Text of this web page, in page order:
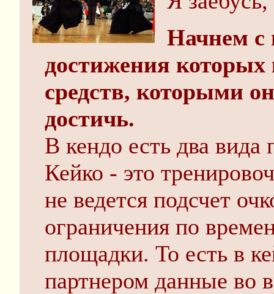
Начнем с
достижения
средств, которыми
достичь.
В кендо есть два
Кейко - это
не ведется подсчет
ограничения по
площадки. То есть в
партнером данные во